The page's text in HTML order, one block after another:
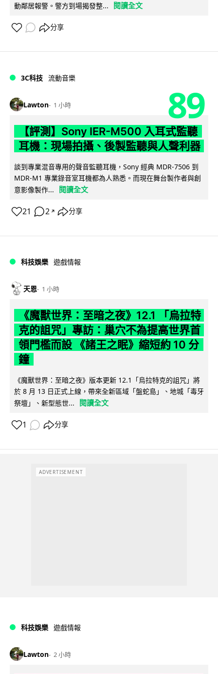
動鄰居報警。警方到場揭發整... 閱讀全文
分享
3C科技 流動音樂
Lawton 1 小時 89
【評測】Sony IER-M500 入耳式監聽
耳機：現場拍攝、後製監聽與人聲利器
談到專業混音專用的聲音監聽耳機，Sony 經典 MDR-7506 到
MDR-M1 專業錄音室耳機都為人熟悉。而現在舞台製作者與創
意影像製作...
閱讀全文
21 2 ↗ 分享
科技娛樂 遊戲情報
天恩 1 小時
《魔獸世界：至暗之夜》12.1 「烏拉特
克的詛咒」專訪：巢穴不為提高世界首
領門檻而設 《諸王之眠》縮短約 10 分
鐘
《魔獸世界：至暗之夜》版本更新 12.1「烏拉特克的詛咒」將
於 8 月 13 日正式上線，帶來全新區域「盤蛇島」、地城「毒牙
祭壇」、新型態世...
閱讀全文
1 分享
ADVERTISEMENT
科技娛樂 遊戲情報
Lawton 2 小時